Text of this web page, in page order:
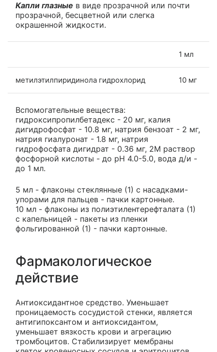
Капли глазные в виде прозрачной или почти
прозрачной, бесцветной или слегка
окрашенной жидкости.
1 мл
метилэтилпиридинола гидрохлорид 10 мг
Вспомогательные вещества:
гидроксипропилбетадекс - 20 мг, калия
дигидрофосфат - 10.8 мг, натрия бензоат - 2 мг,
натрия гиалуронат - 1.8 мг, натрия
гидрофосфата дигидрат - 0.36 мг, 2М раствор
фосфорной кислоты - до рН 4.0-5.0, вода д/и -
до 1 мл.
5 мл - флаконы стеклянные (1) с насадками-
упорами для пальцев - пачки картонные.
10 мл - флаконы из полиэтилентерефталата (1)
с капельницей - пакеты из пленки
фольгированной (1) - пачки картонные.
Фармакологическое
действие
Антиоксидантное средство. Уменьшает
проницаемость сосудистой стенки, является
антигипоксантом и антиоксидантом,
уменьшает вязкость крови и агрегацию
тромбоцитов. Стабилизирует мембраны